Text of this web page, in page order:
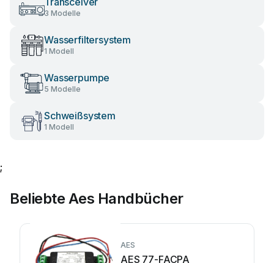
3 Modelle
Wasserfiltersystem
1 Modell
Wasserpumpe
5 Modelle
Schweißsystem
1 Modell
;
Beliebte Aes Handbücher
AES
AES 77-FACPA